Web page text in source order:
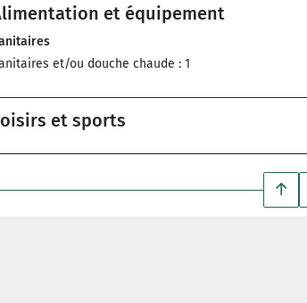
et équipement
et/ou douche chaude : 1
et sports